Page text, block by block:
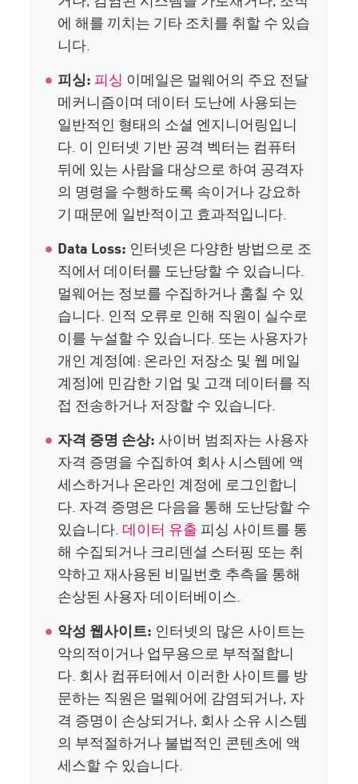
에 해를 끼치는 기타 조치를 취할 수 있습
니다.
피싱: 피싱 이메일은 멀웨어의 주요 전달
메커니즘이며 데이터 도난에 사용되는
일반적인 형태의 소셜 엔지니어링입니
다. 이 인터넷 기반 공격 벡터는 컴퓨터
뒤에 있는 사람을 대상으로 하여 공격자
의 명령을 수행하도록 속이거나 강요하
기 때문에 일반적이고 효과적입니다.
Data Loss: 인터넷은 다양한 방법으로 조
직에서 데이터를 도난당할 수 있습니다.
멀웨어는 정보를 수집하거나 훔칠 수 있
습니다. 인적 오류로 인해 직원이 실수로
이를 누설할 수 있습니다. 또는 사용자가
개인 계정(예: 온라인 저장소 및 웹 메일
계정)에 민감한 기업 및 고객 데이터를 직
접 전송하거나 저장할 수 있습니다.
자격 증명 손상: 사이버 범죄자는 사용자
자격 증명을 수집하여 회사 시스템에 액
세스하거나 온라인 계정에 로그인합니
다. 자격 증명은 다음을 통해 도난당할 수
있습니다. 데이터 유출 피싱 사이트를 통
해 수집되거나 크리덴셜 스터핑 또는 취
약하고 재사용된 비밀번호 추측을 통해
손상된 사용자 데이터베이스.
악성 웹사이트: 인터넷의 많은 사이트는
악의적이거나 업무용으로 부적절합니
다. 회사 컴퓨터에서 이러한 사이트를 방
문하는 직원은 멀웨어에 감염되거나, 자
격 증명이 손상되거나, 회사 소유 시스템
의 부적절하거나 불법적인 콘텐츠에 액
세스할 수 있습니다.